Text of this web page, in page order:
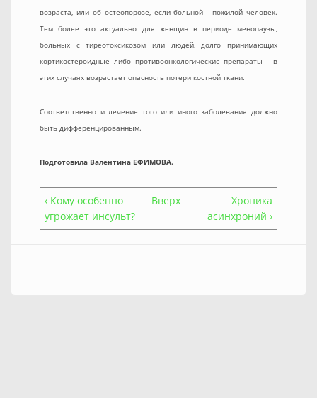
возраста, или об остеопорозе, если больной - пожилой человек.
Тем более это актуально для женщин в периоде менопаузы,
больных с тиреотоксикозом или людей, долго принимающих
кортикостероидные либо противоонкологические препараты - в
этих случаях возрастает опасность потери костной ткани.
Соответственно и лечение того или иного заболевания должно
быть дифференцированным.
Подготовила Валентина ЕФИМОВА.
‹ Кому особенно
угрожает инсульт?
Вверх
Хроника
асинхроний ›